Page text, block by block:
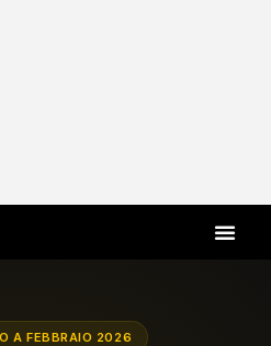
A FEBBRAIO 2026